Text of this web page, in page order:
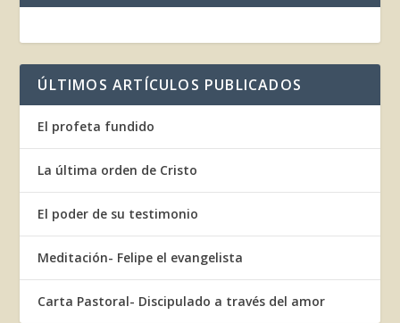
ÚLTIMOS ARTÍCULOS PUBLICADOS
El profeta fundido
La última orden de Cristo
El poder de su testimonio
Meditación- Felipe el evangelista
Carta Pastoral- Discipulado a través del amor